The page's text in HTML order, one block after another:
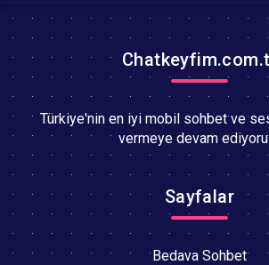
Türkiye'nin en iyi mobil sohbet ve
vermeye devam
Sayfalar
Bedava Sohbet